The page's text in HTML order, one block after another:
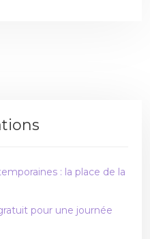
: la place de la
pour une journée